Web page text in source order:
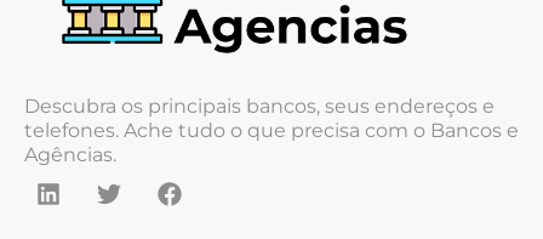
Descubra os principais bancos, seus endereços e
telefones. Ache tudo o que precisa com o Bancos e
Agências.